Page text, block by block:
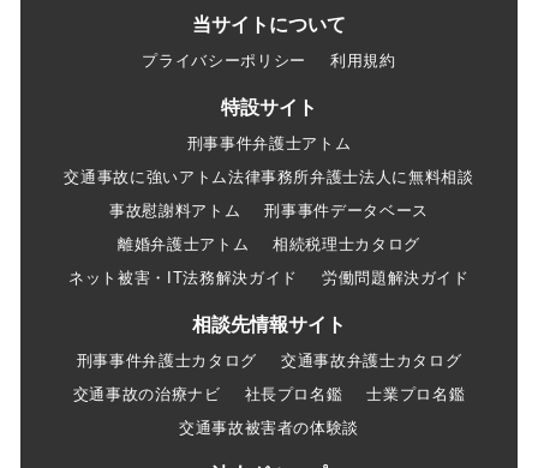
当サイトについて
プライバシーポリシー 利用規約
特設サイト
刑事事件弁護士アトム
交通事故に強いアトム法律事務所弁護士法人に無料相談
事故慰謝料アトム
刑事事件データベース
離婚弁護士アトム
相続税理士カタログ
ネット被害・IT法務解決ガイド
労働問題解決ガイド
相談先情報サイト
刑事事件弁護士カタログ
交通事故弁護士カタログ
交通事故の治療ナビ
社長プロ名鑑
士業プロ名鑑
交通事故被害者の体験談